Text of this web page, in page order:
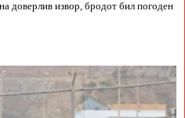
доверлив извор, бродот бил погоден